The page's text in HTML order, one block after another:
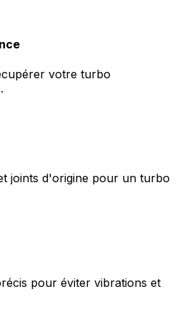
votre turbo
joints d'origine pour un turbo
pour éviter vibrations et